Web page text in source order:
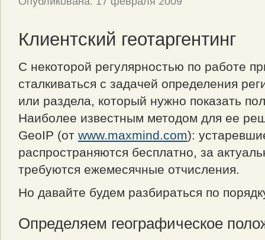
Клиентский геотаргентинг
С некоторой регулярностью по работе
сталкиваться с задачей определения
или раздела, который нужно показать
Наиболее известным методом для ее
GeoIP (от www.maxmind.com):
распространяются бесплатно, за
требуются ежемесячные отчисления.
Но давайте будем разбираться по
Определяем географическое